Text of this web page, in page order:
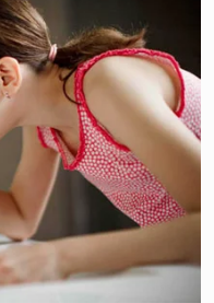
o homem e a
umadiscussão
da estrutura.
de quem
do evento impediu
intervir a tempo de
ou contra a base